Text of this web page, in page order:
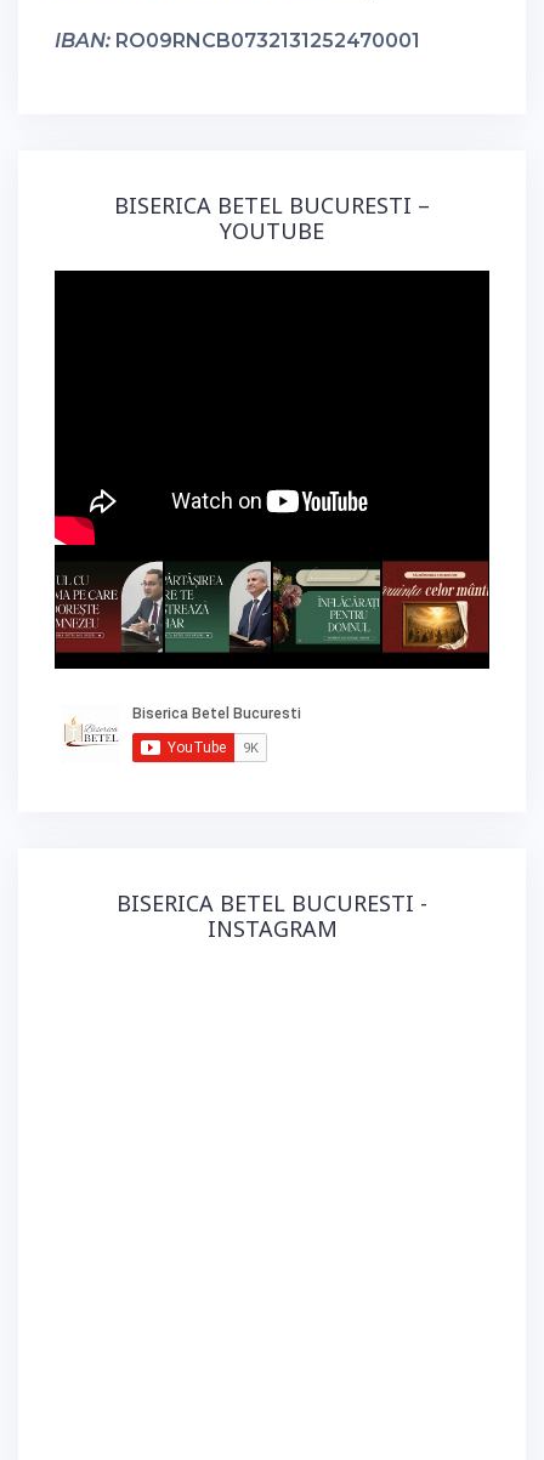
IBAN: RO09RNCB0732131252470001
BISERICA BETEL BUCURESTI –
YOUTUBE
BISERICA BETEL BUCURESTI -
INSTAGRAM